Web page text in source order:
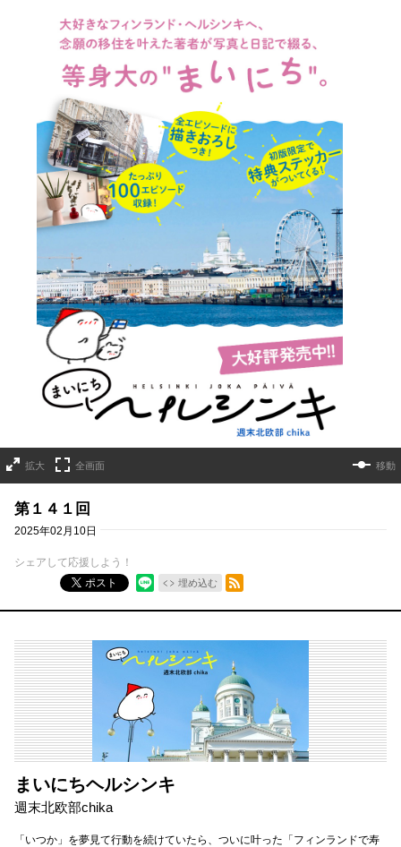
詳細ページへのリンク
拡大 全画面 移動
第１４１回
2025年02月10日
シェアして応援しよう！
ポスト
埋め込む
RSSフィード
まいにちヘルシンキ
週末北欧部chika
「いつか」を夢見て行動を続けていたら、ついに叶った「フィンランドで寿